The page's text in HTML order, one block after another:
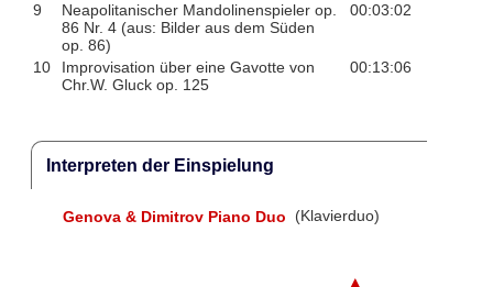
9
Neapolitanischer Mandolinenspieler op.
86 Nr. 4 (aus: Bilder aus dem Süden
op. 86)
00:03:02
10
Improvisation über eine Gavotte von
Chr.W. Gluck op. 125
00:13:06
Interpreten der Einspielung
Genova & Dimitrov Piano Duo (Klavierduo)